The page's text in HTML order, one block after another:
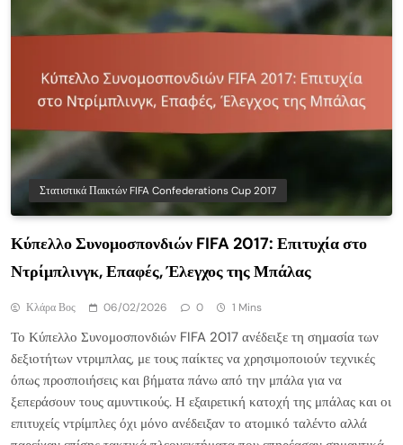
Στατιστικά Παικτών FIFA Confederations Cup 2017
Κύπελλο Συνομοσπονδιών FIFA 2017: Επιτυχία στο
Ντρίμπλινγκ, Επαφές, Έλεγχος της Μπάλας
Κλάρα Βος 06/02/2026 0 1 Mins
Το Κύπελλο Συνομοσπονδιών FIFA 2017 ανέδειξε τη σημασία των
δεξιοτήτων ντριμπλας, με τους παίκτες να χρησιμοποιούν τεχνικές
όπως προσποιήσεις και βήματα πάνω από την μπάλα για να
ξεπεράσουν τους αμυντικούς. Η εξαιρετική κατοχή της μπάλας και οι
επιτυχείς ντρίμπλες όχι μόνο ανέδειξαν το ατομικό ταλέντο αλλά